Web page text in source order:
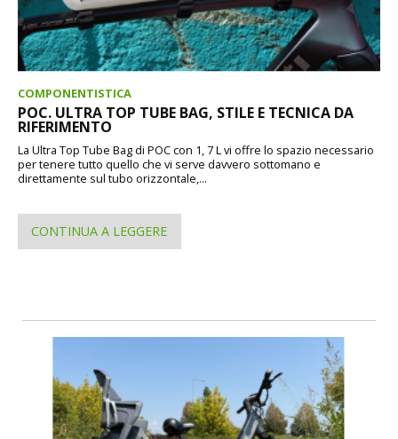
COMPONENTISTICA
POC. ULTRA TOP TUBE BAG, STILE E TECNICA DA
RIFERIMENTO
La Ultra Top Tube Bag di POC con 1, 7 L vi offre lo spazio necessario
per tenere tutto quello che vi serve davvero sottomano e
direttamente sul tubo orizzontale,...
CONTINUA A LEGGERE